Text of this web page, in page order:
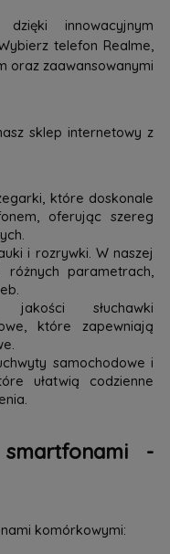
innowacyjnym
telefon Realme,
oraz zaawansowanymi
sklep internetowy z
które doskonale
oferując szereg
i rozrywki. W naszej
parametrach,
słuchawki
które zapewniają
samochodowe i
ułatwią codzienne
-
komórkowymi: